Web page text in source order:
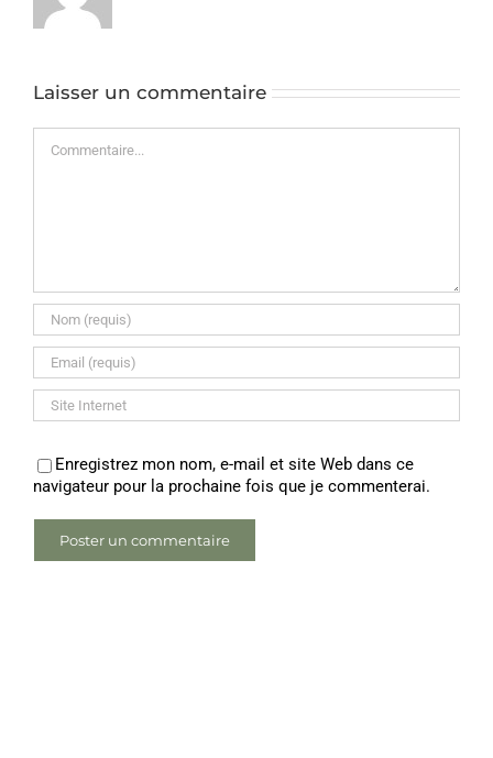
Laisser un commentaire
Enregistrez mon nom, e-mail et site Web dans ce
navigateur pour la prochaine fois que je commenterai.